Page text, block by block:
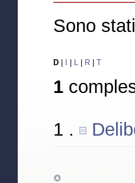
Sono
D L R T
1
1 .